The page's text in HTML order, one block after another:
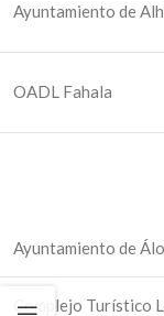
Ayuntamiento de
OADL Fahala
Ayuntamiento de
Complejo Turístico